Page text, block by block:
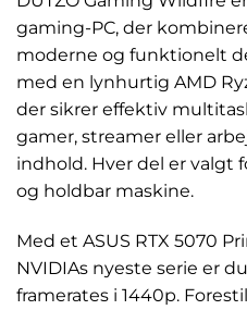
gaming-PC, der
moderne og funktionelt
med en lynhurtig AMD
der sikrer effektiv
gamer, streamer eller
indhold. Hver del er valgt
og holdbar maskine.
Med et ASUS RTX 5070
NVIDIAs nyeste serie er
framerates i 1440p.